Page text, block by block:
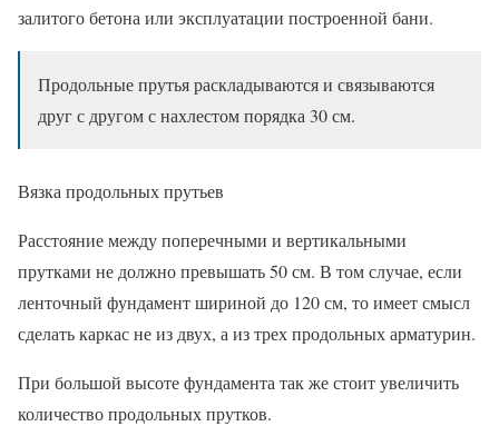
залитого бетона или эксплуатации построенной бани.
Продольные прутья раскладываются и связываются
друг с другом с нахлестом порядка 30 см.
Вязка продольных прутьев
Расстояние между поперечными и вертикальными
прутками не должно превышать 50 см. В том случае, если
ленточный фундамент шириной до 120 см, то имеет смысл
сделать каркас не из двух, а из трех продольных арматурин.
При большой высоте фундамента так же стоит увеличить
количество продольных прутков.